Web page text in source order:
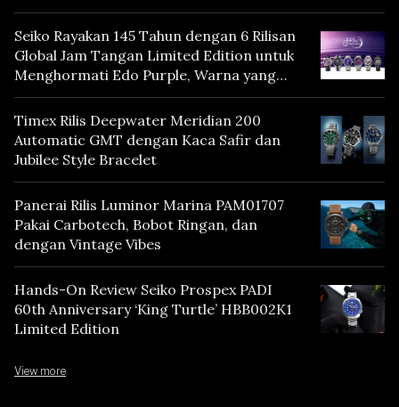
Seiko Rayakan 145 Tahun dengan 6 Rilisan
Global Jam Tangan Limited Edition untuk
Menghormati Edo Purple, Warna yang
Mencerminkan Warisan Tokyo
Timex Rilis Deepwater Meridian 200
Automatic GMT dengan Kaca Safir dan
Jubilee Style Bracelet
Panerai Rilis Luminor Marina PAM01707
Pakai Carbotech, Bobot Ringan, dan
dengan Vintage Vibes
Hands-On Review Seiko Prospex PADI
60th Anniversary ‘King Turtle’ HBB002K1
Limited Edition
View more